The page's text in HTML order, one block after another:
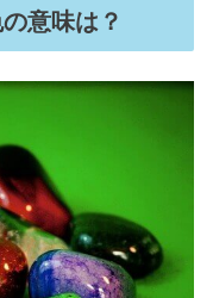
意味は？